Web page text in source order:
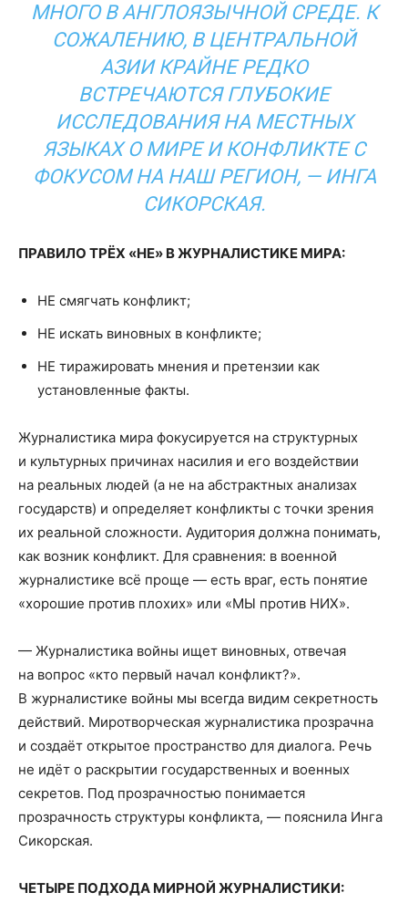
МНОГО В АНГЛОЯЗЫЧНОЙ СРЕДЕ. К
СОЖАЛЕНИЮ, В ЦЕНТРАЛЬНОЙ
АЗИИ КРАЙНЕ РЕДКО
ВСТРЕЧАЮТСЯ ГЛУБОКИЕ
ИССЛЕДОВАНИЯ НА МЕСТНЫХ
ЯЗЫКАХ О МИРЕ И КОНФЛИКТЕ С
ФОКУСОМ НА НАШ РЕГИОН, — ИНГА
СИКОРСКАЯ.
ПРАВИЛО ТРЁХ «НЕ» В ЖУРНАЛИСТИКЕ МИРА:
НЕ смягчать конфликт;
НЕ искать виновных в конфликте;
НЕ тиражировать мнения и претензии как
установленные факты.
Журналистика мира фокусируется на структурных
и культурных причинах насилия и его воздействии
на реальных людей (а не на абстрактных анализах
государств) и определяет конфликты с точки зрения
их реальной сложности. Аудитория должна понимать,
как возник конфликт. Для сравнения: в военной
журналистике всё проще — есть враг, есть понятие
«хорошие против плохих» или «МЫ против НИХ».
— Журналистика войны ищет виновных, отвечая
на вопрос «кто первый начал конфликт?».
В журналистике войны мы всегда видим секретность
действий. Миротворческая журналистика прозрачна
и создаёт открытое пространство для диалога. Речь
не идёт о раскрытии государственных и военных
секретов. Под прозрачностью понимается
прозрачность структуры конфликта, — пояснила Инга
Сикорская.
ЧЕТЫРЕ ПОДХОДА МИРНОЙ ЖУРНАЛИСТИКИ: